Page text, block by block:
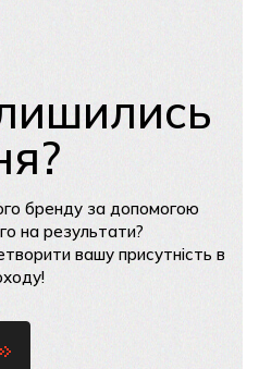
бренду за допомогою
на результати?
вашу присутність в